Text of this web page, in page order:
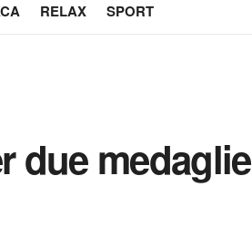
RELAX SPORT
due medaglie